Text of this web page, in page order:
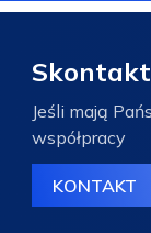
Jeśli mają
współpracy
KONTAKT